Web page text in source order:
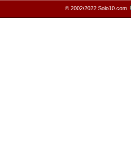
© 2002/2022 Solo10.com